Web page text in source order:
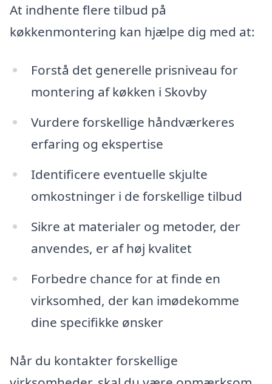
At indhente flere tilbud på
køkkenmontering kan hjælpe dig med at:
Forstå det generelle prisniveau for
montering af køkken i Skovby
Vurdere forskellige håndværkeres
erfaring og ekspertise
Identificere eventuelle skjulte
omkostninger i de forskellige tilbud
Sikre at materialer og metoder, der
anvendes, er af høj kvalitet
Forbedre chance for at finde en
virksomhed, der kan imødekomme
dine specifikke ønsker
Når du kontakter forskellige